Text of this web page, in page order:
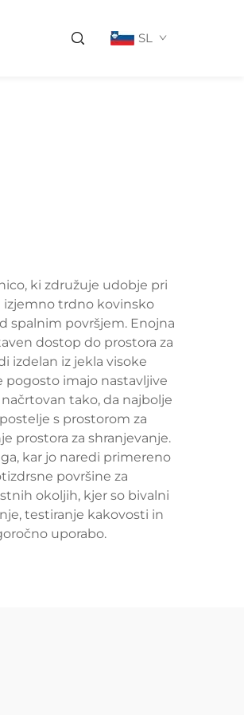
SL
ki združuje udobje pri
izjemno trdno kovinsko
spalnim površjem. Enojna
dostop do prostora za
izdelan iz jekla visoke
pogosto imajo nastavljive
tako, da najbolje
s prostorom za
prostora za shranjevanje.
kar jo naredi primereno
površine za
okoljih, kjer so bivalni
testiranje kakovosti in
uporabo.